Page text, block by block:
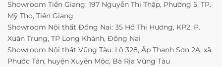
Showroom Tiền Giang: 197 Nguyễn Thị Thập, Phường 5, TP.
Mỹ Tho, Tiền Giang
Showroom Nội thất Đồng Nai: 35 Hồ Thị Hương, KP2, P.
Xuân Trung, TP Long Khánh, Đồng Nai
Showroom Nội thất Vũng Tàu: Lộ 328, Ấp Thạnh Sơn 2A, xã
Phước Tân, huyện Xuyên Mộc, Bà Rịa Vũng Tàu